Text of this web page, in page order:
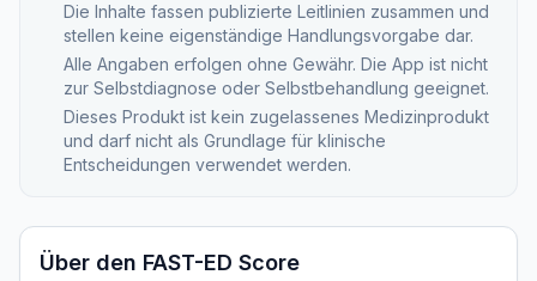
Die Inhalte fassen publizierte Leitlinien zusammen und
stellen keine eigenständige Handlungsvorgabe dar.
Alle Angaben erfolgen ohne Gewähr. Die App ist nicht
zur Selbstdiagnose oder Selbstbehandlung geeignet.
Dieses Produkt ist kein zugelassenes Medizinprodukt
und darf nicht als Grundlage für klinische
Entscheidungen verwendet werden.
Über den FAST-ED Score